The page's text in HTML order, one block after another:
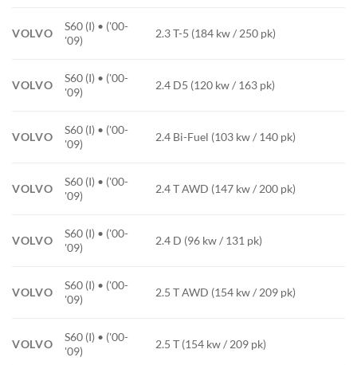
VOLVO
S60 (I) • ('00-
'09)
2.3 T-5 (184 kw / 250 pk)
VOLVO
S60 (I) • ('00-
'09)
2.4 D5 (120 kw / 163 pk)
VOLVO
S60 (I) • ('00-
'09)
2.4 Bi-Fuel (103 kw / 140 pk)
VOLVO
S60 (I) • ('00-
'09)
2.4 T AWD (147 kw / 200 pk)
VOLVO
S60 (I) • ('00-
'09)
2.4 D (96 kw / 131 pk)
VOLVO
S60 (I) • ('00-
'09)
2.5 T AWD (154 kw / 209 pk)
VOLVO
S60 (I) • ('00-
'09)
2.5 T (154 kw / 209 pk)